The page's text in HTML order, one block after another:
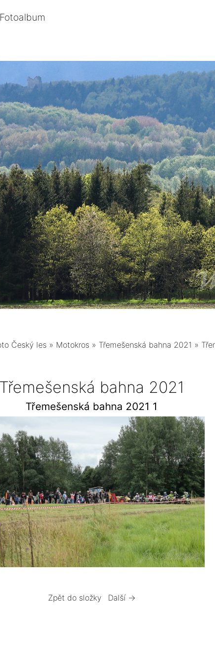
Fotoalbum
Český les » Motokros » Třemešenská bahna 2021 »
Třemešenská bahna 2021
Třemešenská bahna 2021 1
Zpět do složky Další →